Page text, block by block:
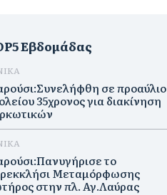
Εβδομάδας
σε προαύλιο
35χρονος για διακίνηση
το
Μεταμόρφωσης
στην πλ. Αγ.Λαύρας